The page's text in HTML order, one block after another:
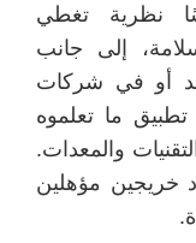
نظرية تغطي
إلى جانب
أو في شركات
ما تعلموه
والمعدات.
خريجين مؤهلين